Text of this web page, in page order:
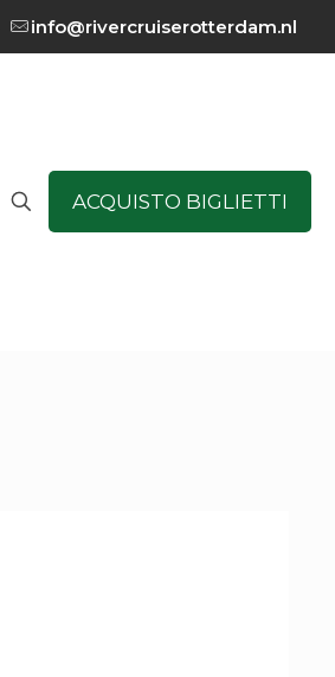
info@rivercruiserotterdam.nl
ACQUISTO BIGLIETTI